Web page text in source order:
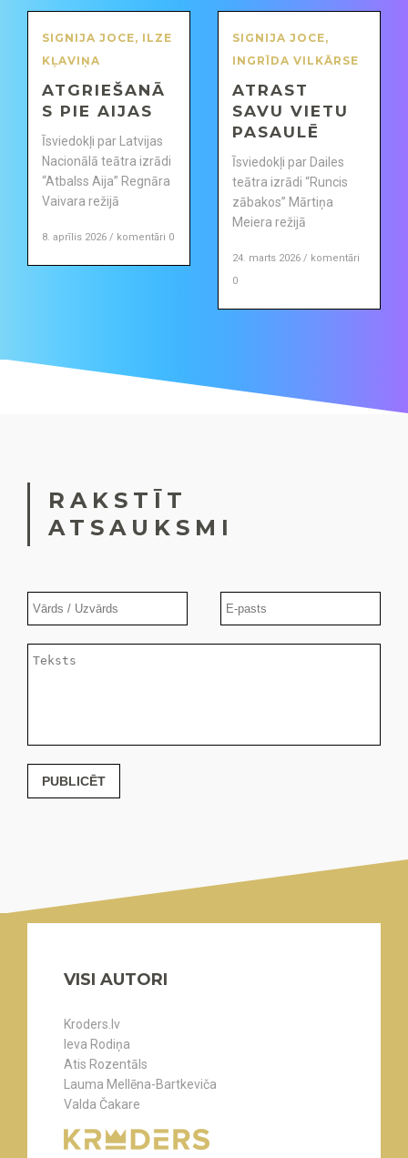
SIGNIJA JOCE, ILZE
KĻAVIŅA
ATGRIEŠANĀ
S PIE AIJAS
Īsviedokļi par Latvijas
Nacionālā teātra izrādi
“Atbalss Aija” Regnāra
Vaivara režijā
8. aprīlis 2026 / komentāri 0
SIGNIJA JOCE,
INGRĪDA VILKĀRSE
ATRAST
SAVU VIETU
PASAULĒ
Īsviedokļi par Dailes
teātra izrādi “Runcis
zābakos” Mārtiņa
Meiera režijā
24. marts 2026 / komentāri
0
RAKSTĪT
ATSAUKSMI
PUBLICĒT
VISI AUTORI
Kroders.lv
Ieva Rodiņa
Atis Rozentāls
Lauma Mellēna-Bartkeviča
Valda Čakare